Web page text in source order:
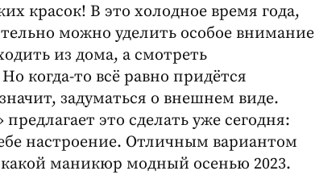
красок! В это холодное время года,
можно уделить особое внимание
из дома, а смотреть
когда-то всё равно придётся
задуматься о внешнем виде.
это сделать уже сегодня:
настроение. Отличным вариантом
маникюр модный осенью 2023.